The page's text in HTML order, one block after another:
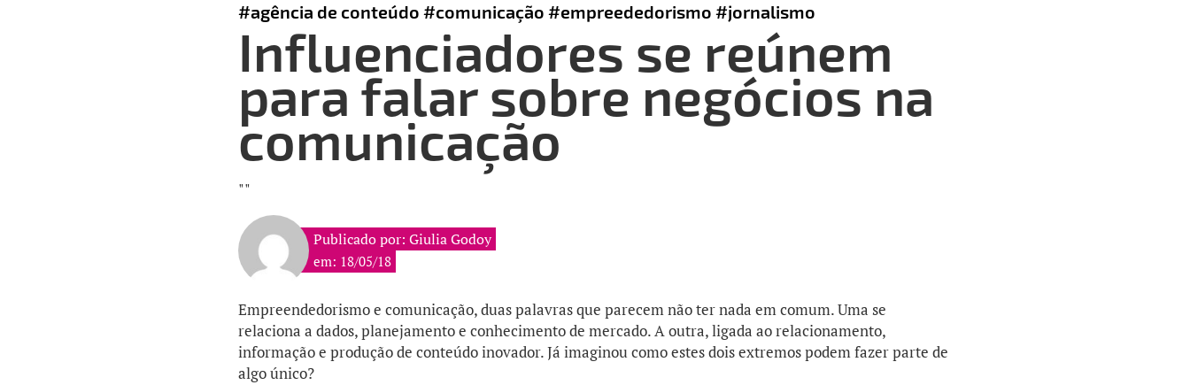
#agência de conteúdo #comunicação #empreededorismo #jornalismo
Influenciadores se reúnem
para falar sobre negócios na
comunicação
""
Publicado por: Giulia Godoy
em: 18/05/18
Empreendedorismo e comunicação, duas palavras que parecem não ter nada em comum. Uma se
relaciona a dados, planejamento e conhecimento de mercado. A outra, ligada ao relacionamento,
informação e produção de conteúdo inovador. Já imaginou como estes dois extremos podem fazer parte de
algo único?